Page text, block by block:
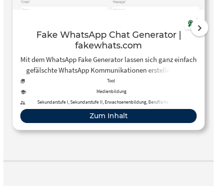
Fake WhatsApp Chat Generator |
fakewhats.com
Mit dem WhatsApp Fake Generator lassen sich ganz einfach
gefälschte WhatsApp Kommunikationen erstellen. Aber
Achtung! Mit der Möglichkei kommt auch die
Verantwortung, selbst erstellte Inhalte als solche kenntlich
und transparent zu machen.
Tool
Medienbildung
Sekundarstufe I, Sekundarstufe II, Erwachsenenbildung, Berufliche Bildung
Zum Inhalt